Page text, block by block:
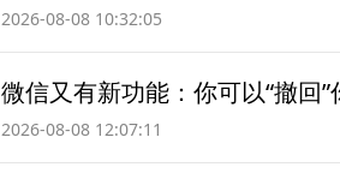
2026-08-08 10:32:05
微信又有新功能：你可以“撤回”
2026-08-08 12:07:11